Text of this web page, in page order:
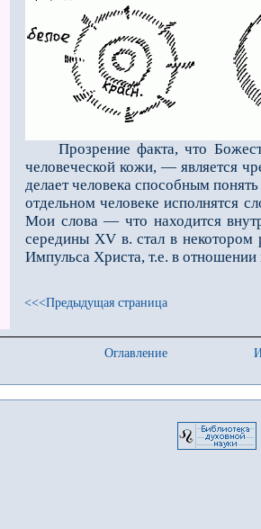
Прозрение факта, что
человеческой кожи, — является
делает человека способным
отдельном человеке исполнятся
Мои слова — что находится
середины XV в. стал в
Импульса Христа, т.е. в отношении
<<<Предыдущая страница
Оглавление